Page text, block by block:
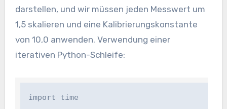
darstellen, und wir müssen jeden Messwert um
1,5 skalieren und eine Kalibrierungskonstante
von 10,0 anwenden. Verwendung einer
iterativen Python-Schleife:
import time